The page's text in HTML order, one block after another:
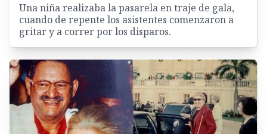
Una niña realizaba la pasarela en traje de gala,
cuando de repente los asistentes comenzaron a
gritar y a correr por los disparos.